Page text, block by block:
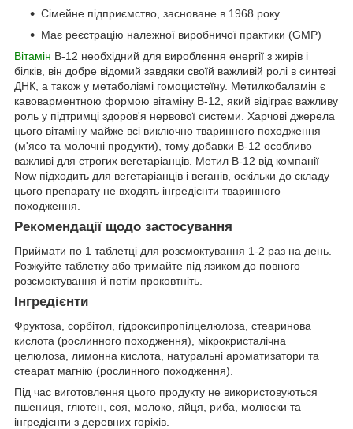
Сімейне підприємство, засноване в 1968 року
Має реєстрацію належної виробничої практики (GMP)
Вітамін B-12 необхідний для вироблення енергії з жирів і
білків, він добре відомий завдяки своїй важливій ролі в синтезі
ДНК, а також у метаболізмі гомоцистеїну. Метилкобаламін є
кавоварментною формою вітаміну B-12, який відіграє важливу
роль у підтримці здоров'я нервової системи. Харчові джерела
цього вітаміну майже всі виключно тваринного походження
(м'ясо та молочні продукти), тому добавки B-12 особливо
важливі для строгих вегетаріанців. Метил B-12 від компанії
Now підходить для вегетаріанців і веганів, оскільки до складу
цього препарату не входять інгредієнти тваринного
походження.
Рекомендації щодо застосування
Приймати по 1 таблетці для розсмоктування 1-2 раз на день.
Розжуйте таблетку або тримайте під язиком до повного
розсмоктування й потім проковтніть.
Інгредієнти
Фруктоза, сорбітол, гідроксипропілцелюлоза, стеаринова
кислота (рослинного походження), мікрокристалічна
целюлоза, лимонна кислота, натуральні ароматизатори та
стеарат магнію (рослинного походження).
Під час виготовлення цього продукту не використовуються
пшениця, глютен, соя, молоко, яйця, риба, молюски та
інгредієнти з деревних горіхів.